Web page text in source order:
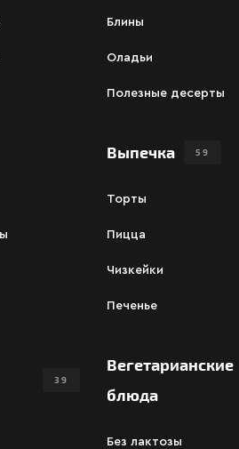
Блины
Оладьи
Полезные десерты
Выпечка 59
Торты
Пицца
Чизкейки
Печенье
39
Вегетарианские
блюда
Без лактозы